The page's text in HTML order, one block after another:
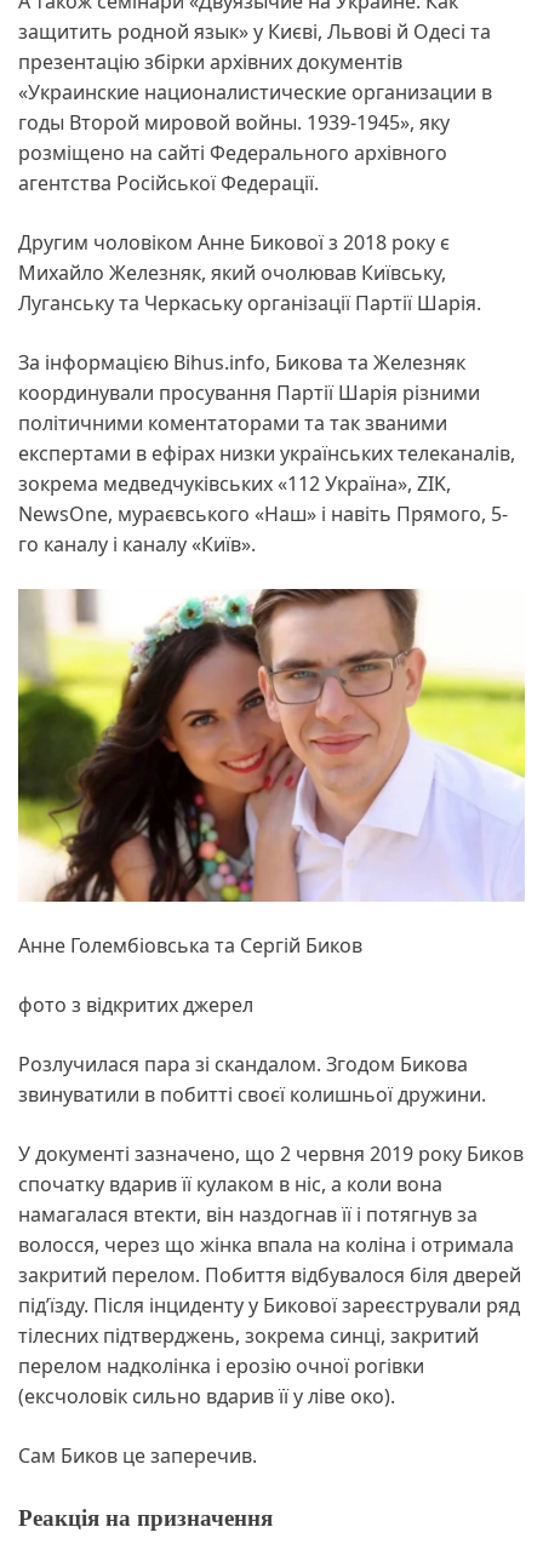
защитить родной язык» у Києві, Львові й Одесі та
презентацію збірки архівних документів
«Украинские националистические организации в
годы Второй мировой войны. 1939-1945», яку
розміщено на сайті Федерального архівного
агентства Російської Федерації.
Другим чоловіком Анне Бикової з 2018 року є
Михайло Железняк, який очолював Київську,
Луганську та Черкаську організації Партії Шарія.
За інформацією Bihus.info, Бикова та Железняк
координували просування Партії Шарія різними
політичними коментаторами та так званими
експертами в ефірах низки українських телеканалів,
зокрема медведчуківських «112 Україна», ZIK,
NewsOne, мураєвського «Наш» і навіть Прямого, 5-
го каналу і каналу «Київ».
Анне Голембіовська та Сергій Биков
фото з відкритих джерел
Розлучилася пара зі скандалом. Згодом Бикова
звинуватили в побитті своєї колишньої дружини.
У документі зазначено, що 2 червня 2019 року Биков
спочатку вдарив її кулаком в ніс, а коли вона
намагалася втекти, він наздогнав її і потягнув за
волосся, через що жінка впала на коліна і отримала
закритий перелом. Побиття відбувалося біля дверей
під’їзду. Після інциденту у Бикової зареєстрували ряд
тілесних підтверджень, зокрема синці, закритий
перелом надколінка і ерозію очної рогівки
(ексчоловік сильно вдарив її у ліве око).
Сам Биков це заперечив.
Реакція на призначення